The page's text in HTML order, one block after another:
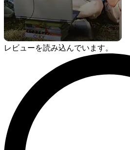
レビューを読み込んでいます。